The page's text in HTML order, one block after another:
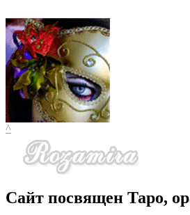
^
Сайт посвящен Таро,